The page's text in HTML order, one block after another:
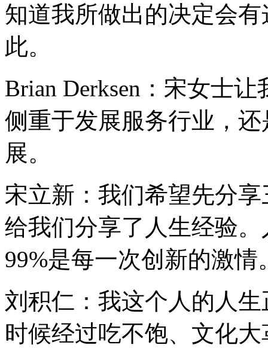
知道我所做出的决定会
此。
Brian Derksen：宋女士
侧重于发展服务行业，
展。
宋立新：我们希望先分
给我们分享了人生经验
99%是每一次创新的激情
刘积仁：我这个人的人
时候经过吃不饱、文化